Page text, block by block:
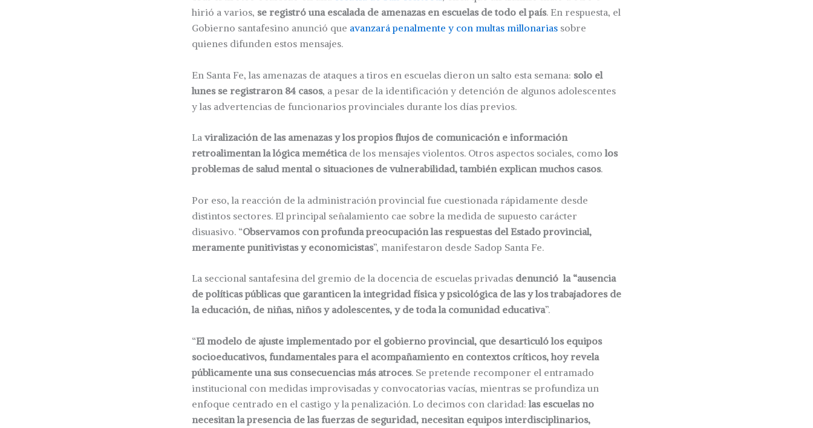
hirió a varios, se registró una escalada de amenazas en escuelas de todo el país. En respuesta, el
Gobierno santafesino anunció que avanzará penalmente y con multas millonarias sobre
quienes difunden estos mensajes.
En Santa Fe, las amenazas de ataques a tiros en escuelas dieron un salto esta semana: solo el
lunes se registraron 84 casos, a pesar de la identificación y detención de algunos adolescentes
y las advertencias de funcionarios provinciales durante los días previos.
La viralización de las amenazas y los propios flujos de comunicación e información
retroalimentan la lógica memética de los mensajes violentos. Otros aspectos sociales, comolos
problemas de salud mental o situaciones de vulnerabilidad, también explican muchos casos.
Por eso, la reacción de la administración provincial fue cuestionada rápidamente desde
distintos sectores. El principal señalamiento cae sobre la medida de supuesto carácter
disuasivo. “Observamos con profunda preocupación las respuestas del Estado provincial,
meramente punitivistas y economicistas”, manifestaron desde Sadop Santa Fe.
La seccional santafesina del gremio de la docencia de escuelas privadas denunció la “ausencia
de políticas públicas que garanticen la integridad física y psicológica de las y los trabajadores de
la educación, de niñas, niños y adolescentes, y de toda la comunidad educativa”.
“El modelo de ajuste implementado por el gobierno provincial, que desarticuló los equipos
socioeducativos, fundamentales para el acompañamiento en contextos críticos, hoy revela
públicamente una sus consecuencias más atroces. Se pretende recomponer el entramado
institucional con medidas improvisadas y convocatorias vacías, mientras se profundiza un
enfoque centrado en el castigo y la penalización. Lo decimos con claridad:las escuelas no
necesitan la presencia de las fuerzas de seguridad, necesitan equipos interdisciplinarios,